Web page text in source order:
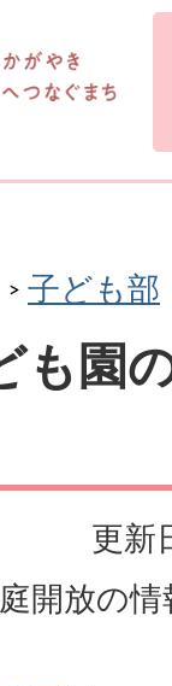
子ども部
も園
更新
開放の